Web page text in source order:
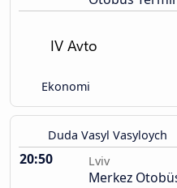
Ekonomi
Duda Vasyl Vasyloych
20:50 Lviv
Merkez